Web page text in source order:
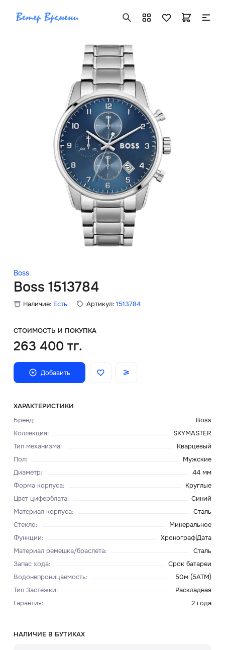
Boss
Boss 1513784
Наличие: Есть Артикул: 1513784
СТОИМОСТЬ И ПОКУПКА
263 400 тг.
Добавить
ХАРАКТЕРИСТИКИ
Бренд:
Boss
Коллекция:
SKYMASTER
Тип механизма:
Кварцевый
Пол:
Мужские
Диаметр:
44 мм
Форма корпуса:
Круглые
Цвет циферблата:
Синий
Материал корпуса:
Сталь
Стекло:
Минеральное
Функции:
Хронограф|Дата
Материал ремешка/браслета:
Сталь
Запас хода:
Срок батареи
Водонепроницаемость:
50м (5ATM)
Тип Застежки:
Раскладная
Гарантия: 2 года
НАЛИЧИЕ В БУТИКАХ
+7 ( 705 ) 181-42-50
info@vetervremeni.kz
Авторизация
Каталог
Мужские часы
Женские часы
Скидки
Главная
О нас
Доставка и оплата